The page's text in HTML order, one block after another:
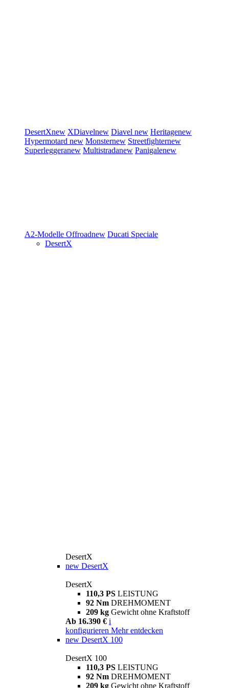
DesertXnew XDiavelnew Diavel new Heritagenew
Hypermotard new Monsternew Streetfighternew
Superleggeranew Multistradanew Panigalenew
A2-Modelle Offroadnew Ducati Speciale
DesertX
DesertX
new DesertX
DesertX
110,3 PS LEISTUNG
92 Nm DREHMOMENT
209 kg Gewicht ohne Kraftstoff
Ab 16.390 € i
konfigurieren Mehr entdecken
new DesertX 100
DesertX 100
110,3 PS LEISTUNG
92 Nm DREHMOMENT
209 kg Gewicht ohne Kraftstoff